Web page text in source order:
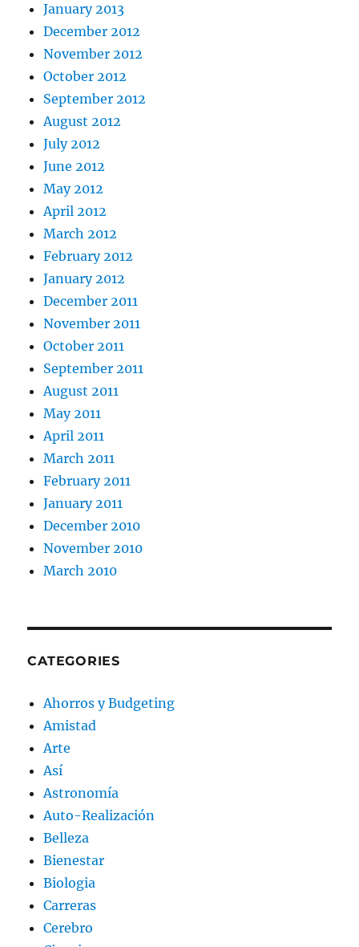
January 2013
December 2012
November 2012
October 2012
September 2012
August 2012
July 2012
June 2012
May 2012
April 2012
March 2012
February 2012
January 2012
December 2011
November 2011
October 2011
September 2011
August 2011
May 2011
April 2011
March 2011
February 2011
January 2011
December 2010
November 2010
March 2010
CATEGORIES
Ahorros y Budgeting
Amistad
Arte
Así
Astronomía
Auto-Realización
Belleza
Bienestar
Biologia
Carreras
Cerebro